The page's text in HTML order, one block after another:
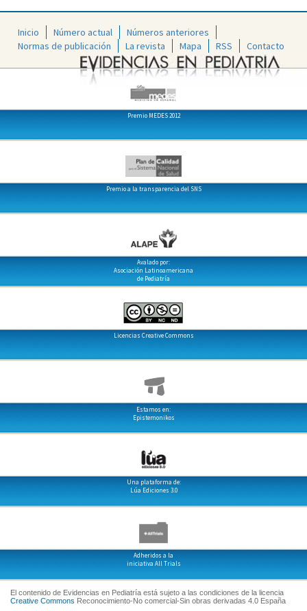
Inicio Número actual
Números anteriores
Normas de publicación
La revista Mapa RSS Contacto
Premio MEDES 2012
Premio a la transparencia del SNS
Avalado por:
Asociación Latinoamericana
de Pediatría
Licencias Creative Commons
Estamos en:
Epistemonikos
Una plataforma de:
Lúa Ediciones 3.0
Adheridos a la
iniciativa All Trials
El contenido de Evidencias en Pediatría está sujeto a las condiciones de la licencia
Creative Commons Reconocimiento-No comercial-Sin obras derivadas 4.0 España